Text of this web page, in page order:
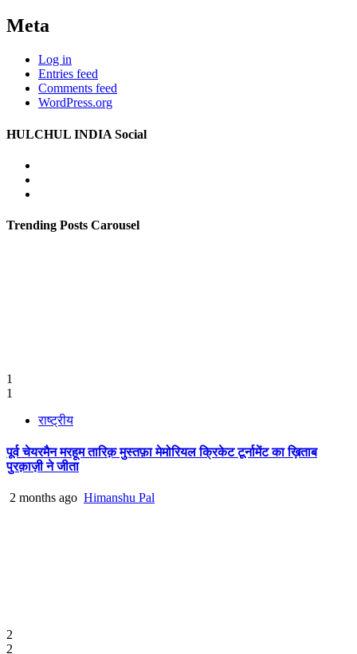
Meta
Log in
Entries feed
Comments feed
WordPress.org
HULCHUL INDIA Social
Trending Posts Carousel
1
1
राष्ट्रीय
पूर्व चेयरमैन मरहूम तारिक़ मुस्तफ़ा मेमोरियल क्रिकेट टूर्नामेंट का ख़िताब
पुरक़ाज़ी ने जीता
2 months ago Himanshu Pal
2
2